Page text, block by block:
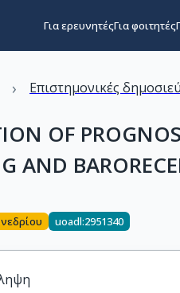
Για ερευνητέςΓια φοιτητές
› Επιστημονικές
OF
AND
uoadl:2951340